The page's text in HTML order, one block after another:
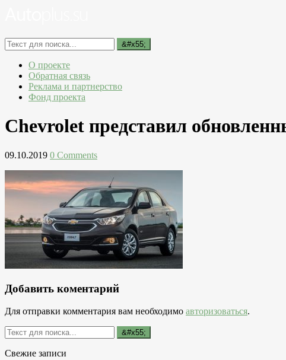
О проекте
Обратная связь
Реклама и партнерство
Фонд проекта
Chevrolet представил
09.10.2019 0 Comments
Добавить коментарий
Для отправки комментария вам необходимо авторизоваться.
Свежие записи